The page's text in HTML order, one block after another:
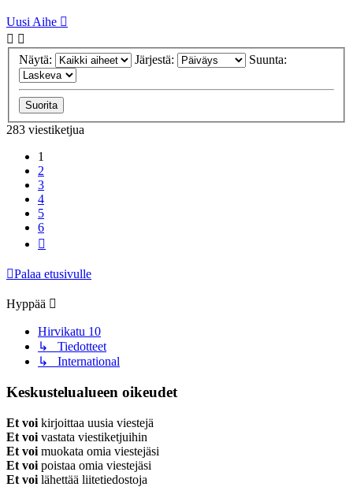
Uusi Aihe
Näytä: Järjestä: Suunta:
283 viestiketjua
1
2
3
4
5
6
Palaa etusivulle
Hyppää
Hirvikatu 10
↳ Tiedotteet
↳ International
Keskustelualueen oikeudet
Et voi kirjoittaa uusia viestejä
Et voi vastata viestiketjuihin
Et voi muokata omia viestejäsi
Et voi poistaa omia viestejäsi
Et voi lähettää liitetiedostoja